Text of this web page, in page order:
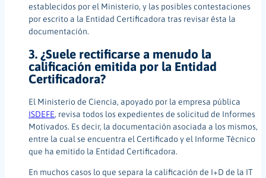
establecidos por el Ministerio, y las posibles contestaciones
por escrito a la Entidad Certificadora tras revisar ésta la
documentación.
3. ¿Suele rectificarse a menudo la
calificación emitida por la Entidad
Certificadora?
El Ministerio de Ciencia, apoyado por la empresa pública
ISDEFE, revisa todos los expedientes de solicitud de Informes
Motivados. Es decir, la documentación asociada a los mismos,
entre la cual se encuentra el Certificado y el Informe Técnico
que ha emitido la Entidad Certificadora.
En muchos casos lo que separa la calificación de I+D de la IT